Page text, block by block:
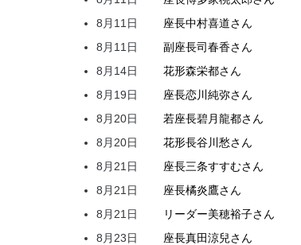
8月11日
座長中村喜道さん
8月11日
副座長司春香さん
8月14日
花形森栄都さん
8月19日
座長恋川 純弥さん
8月20日
若座長碧月龍都さん
8月20日
花形長谷川 愁さん
8月21日
座長三条すすむさん
8月21日
座長橘炎鷹さん
8月21日
リーダー美穂裕子さん
8月23日
座長真田涼兒さん